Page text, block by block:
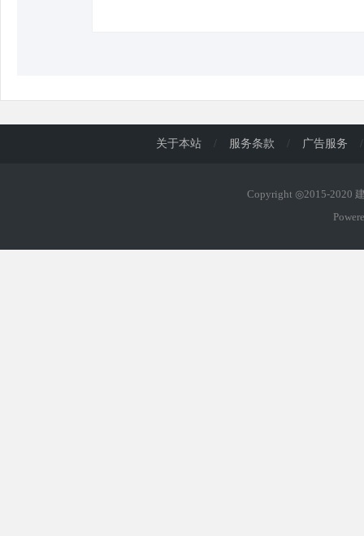
关于本站 / 服务条款 / 广告服务 /
Copyright ◎2015-2020